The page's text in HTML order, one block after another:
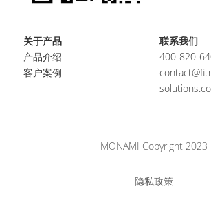
关于产品
产品介绍
客户案例
联系我们
400-820-
MONAMI Copyright 2023
隐私政策